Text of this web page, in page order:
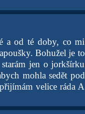
a od té doby, co mi
Bohužel je to
jen o jorkšírku
mohla sedět pod
velice ráda A